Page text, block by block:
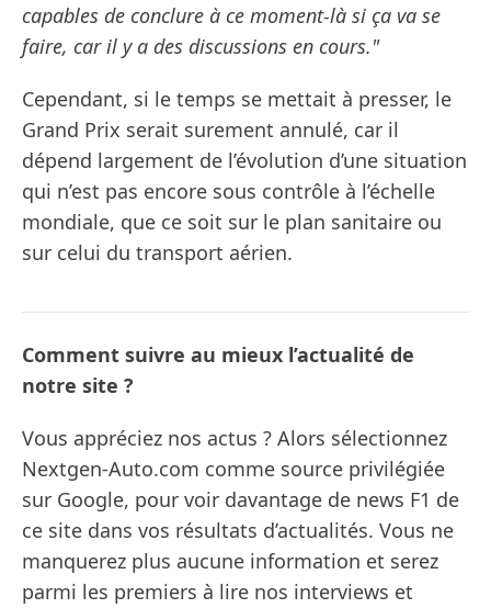
capables de conclure à ce moment-là si ça va se
faire, car il y a des discussions en cours."
Cependant, si le temps se mettait à presser, le
Grand Prix serait surement annulé, car il
dépend largement de l’évolution d’une situation
qui n’est pas encore sous contrôle à l’échelle
mondiale, que ce soit sur le plan sanitaire ou
sur celui du transport aérien.
Comment suivre au mieux l’actualité de
notre site ?
Vous appréciez nos actus ? Alors sélectionnez
Nextgen-Auto.com comme source privilégiée
sur Google, pour voir davantage de news F1 de
ce site dans vos résultats d’actualités. Vous ne
manquerez plus aucune information et serez
parmi les premiers à lire nos interviews et